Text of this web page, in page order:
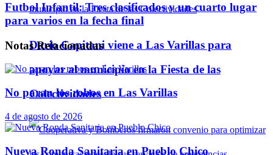
Darío Capitani viene a Las Varillas para
apoyar al municipio en la Fiesta de las
Colectividades
Futbol Infantil: Tres clasificados y un cuarto lugar
para varios en la fecha final
NotasRelacionadas
No paran los robos en Las Varillas
4 de agosto de 2026
Nueva Ronda Sanitaria en Pueblo Chico